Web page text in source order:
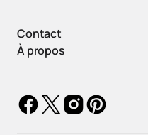
Contact
À propos